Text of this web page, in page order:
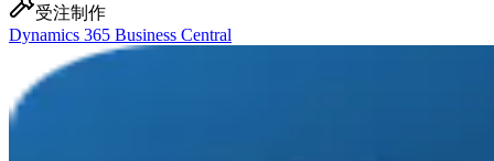
受注制作
Dynamics 365 Business Central